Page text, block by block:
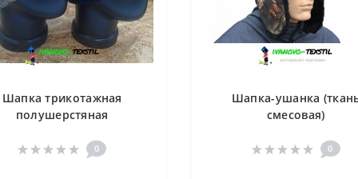
Шапка трикотажная
полушерстяная
0
Шапка-ушанка
смесовая)
0